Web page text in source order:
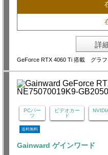
詳
GeForce RTX 4060 Ti 搭載 グラフ
PCパー
ツ
ビデオカー
ド
送料無料
Gainward ゲインワード